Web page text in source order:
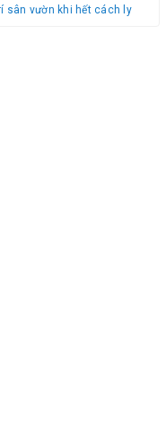
sân vườn khi hết cách ly